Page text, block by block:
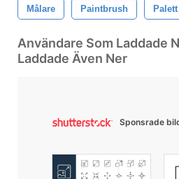
Målare Paintbrush Palett
Användare Som Laddade
Laddade Även Ner
Sponsrade